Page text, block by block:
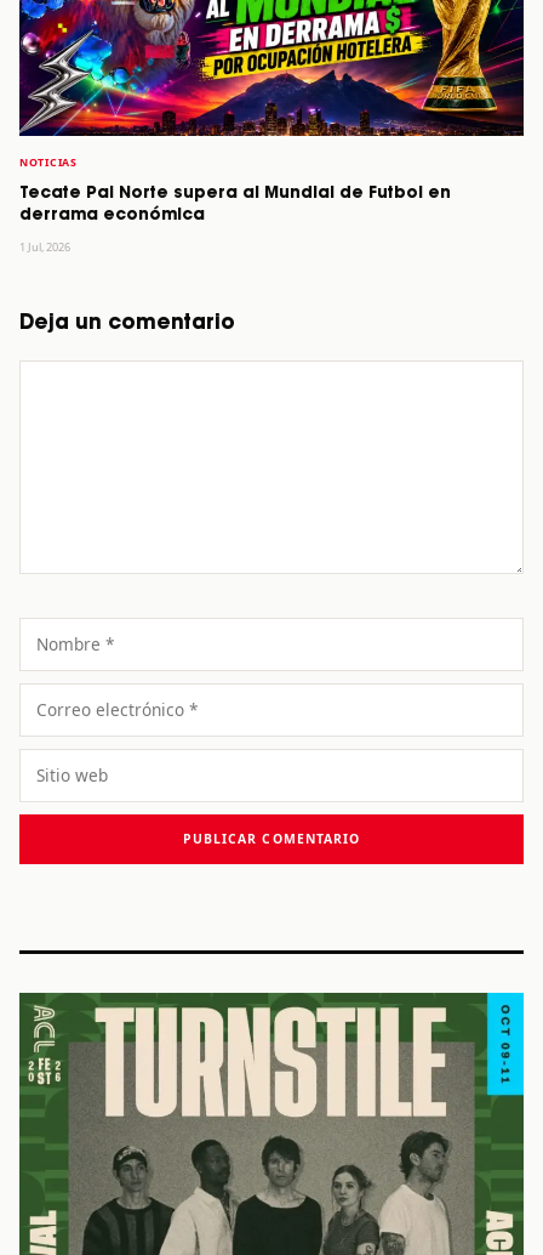
NOTICIAS
Tecate Pal Norte supera al Mundial de Futbol en
derrama económica
1 Jul, 2026
Deja un comentario
Nombre
Correo
electrónico
Sitio
web